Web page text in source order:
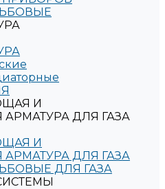
И
ДЛЯ ГАЗА
И
ДЛЯ ГАЗА
ДЛЯ ГАЗА